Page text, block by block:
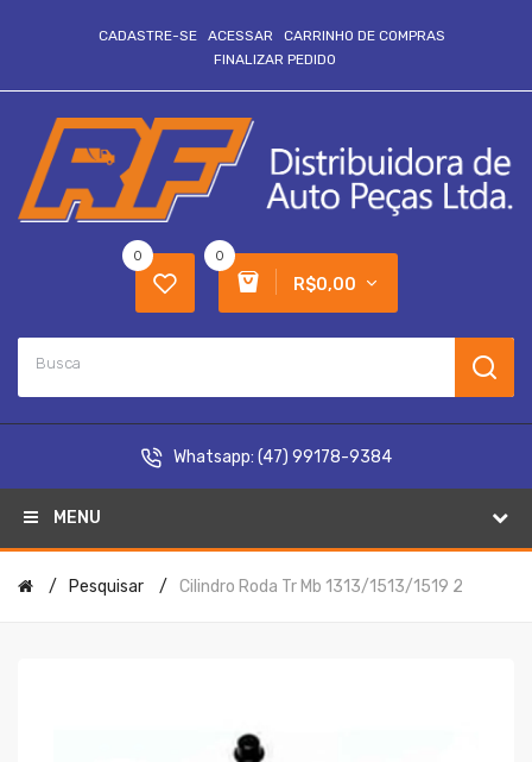
CADASTRE-SE ACESSAR
CARRINHO DE COMPRAS
FINALIZAR PEDIDO
0
R$0,00
0
Whatsapp: (47) 99178-9384
MENU
Pesquisar Cilindro Roda Tr Mb 1313/1513/1519 2